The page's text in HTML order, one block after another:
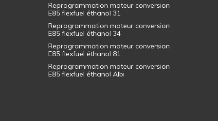
Reprogrammation moteur conversion
E85 flexfuel éthanol 31
Reprogrammation moteur conversion
E85 flexfuel éthanol 34
Reprogrammation moteur conversion
E85 flexfuel éthanol 81
Reprogrammation moteur conversion
E85 flexfuel éthanol Albi